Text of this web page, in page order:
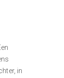
in